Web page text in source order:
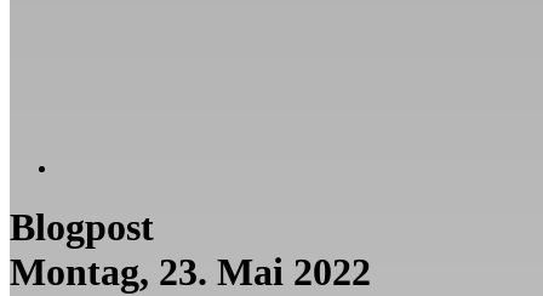
Blogpost
Montag, 23. Mai 2022